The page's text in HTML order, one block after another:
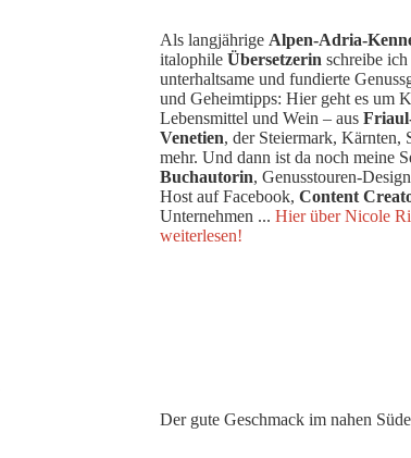
Als langjährige Alpen-Adria-
italophileÜbersetzerin schreibe
unterhaltsame und fundierte
und Geheimtipps: Hier geht es um
Lebensmittel und Wein – aus
Venetien, der Steiermark, Kärnten,
mehr. Und dann ist da noch meine
Buchautorin, Genusstouren-
Host auf Facebook,Content
Unternehmen ...Hier über Nicole
weiterlesen!
Der gute Geschmack im nahen